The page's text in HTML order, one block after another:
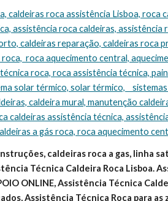
assistência roca caldeiras, assistência
caldeiras reparação, caldeiras roca
roca aquecimento central,
roca, roca assistência técnica,
solar térmico, solar térmico,
caldeira mural, manutenção
caldeiras assistência técnica,
a gás roca, roca aquecimento
caldeiras roca a gas, linha
Técnica Caldeira Roca Lisboa.
ONLINE, Assistência Técnica
Assistência Técnica Roca para as